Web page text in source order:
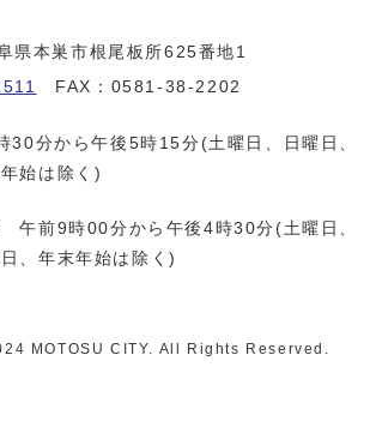
本巣市根尾板所625番地1
FAX：0581-38-2202
分から午後5時15分(土曜日、日曜日、
始は除く)
午前9時00分から午後4時30分(土曜日、
、年末年始は除く)
MOTOSU CITY. All Rights Reserved.